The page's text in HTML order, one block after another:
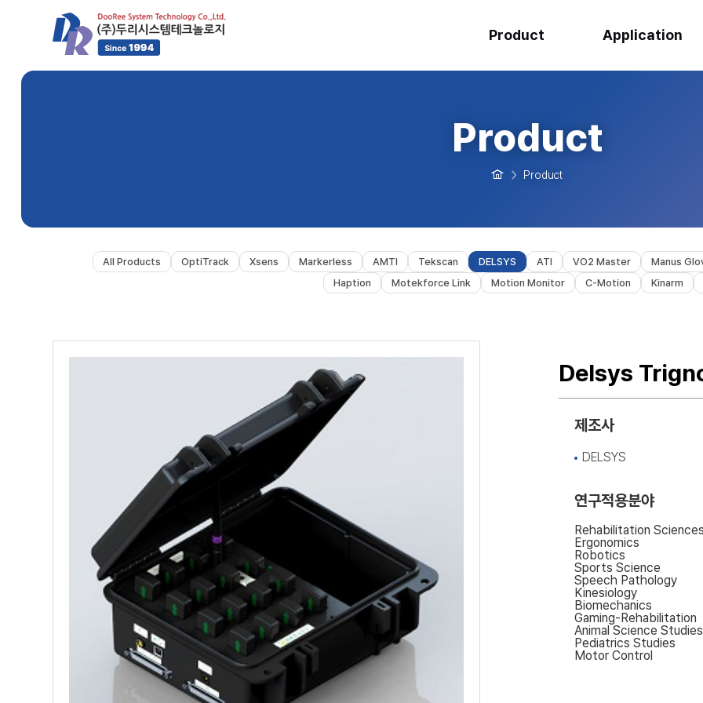
Product Application
Product
Product
All Products OptiTrack Xsens Markerless AMTI Tekscan DELSYS ATI VO2 Master Manus
Haption
Motekforce Link Motion Monitor C-Motion Kinarm
Delsys
제조사
DELSYS
연구적용분야
Rehabilitation Sciences
Ergonomics
Robotics
Sports Science
Speech Pathology
Kinesiology
Biomechanics
Gaming-Rehabilitation
Animal Science Studies
Pediatrics Studies
Motor Control